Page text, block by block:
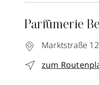
Parfümerie
Marktstraße
zum